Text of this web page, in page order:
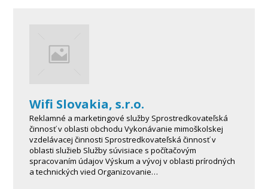
Wifi Slovakia, s.r.o.
Reklamné a marketingové služby Sprostredkovateľská
činnosť v oblasti obchodu Vykonávanie mimoškolskej
vzdelávacej činnosti Sprostredkovateľská činnosť v
oblasti služieb Služby súvisiace s počítačovým
spracovaním údajov Výskum a vývoj v oblasti prírodných
a technických vied Organizovanie…